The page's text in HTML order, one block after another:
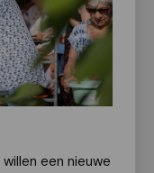
een nieuwe